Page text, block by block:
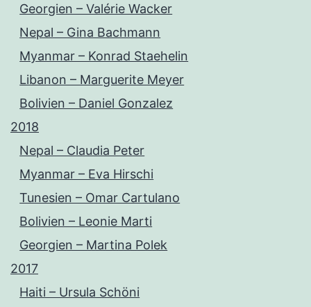
Georgien – Valérie Wacker
Nepal – Gina Bachmann
Myanmar – Konrad Staehelin
Libanon – Marguerite Meyer
Bolivien – Daniel Gonzalez
2018
Nepal – Claudia Peter
Myanmar – Eva Hirschi
Tunesien – Omar Cartulano
Bolivien – Leonie Marti
Georgien – Martina Polek
2017
Haiti – Ursula Schöni